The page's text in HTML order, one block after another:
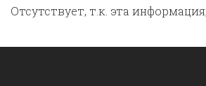
Отсутствует, т.к. эта